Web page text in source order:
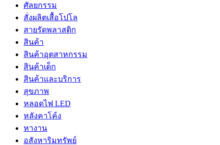
ศัลยกรรม
สั่งผลิตเสื้อโปโล
สายรัดพลาสติก
สินค้า
สินค้าอุตสาหกรรม
สินค้าเด็ก
สินค้าและบริการ
สุขภาพ
หลอดไฟ LED
หลังคาโค้ง
หางาน
อสังหาริมทรัพย์